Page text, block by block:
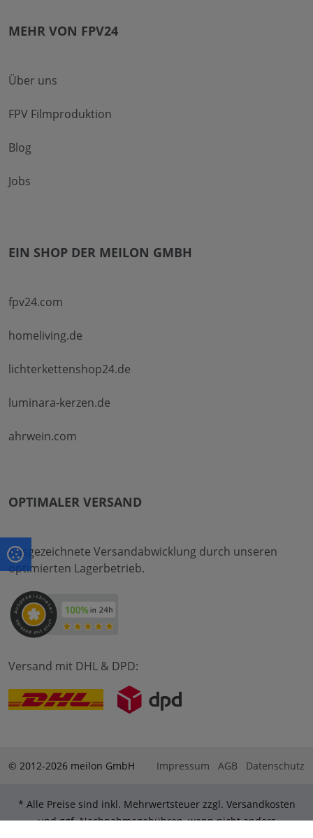
MEHR VON FPV24
Über uns
FPV Filmproduktion
Blog
Jobs
EIN SHOP DER MEILON GMBH
fpv24.com
homeliving.de
lichterkettenshop24.de
luminara-kerzen.de
ahrwein.com
OPTIMALER VERSAND
Ausgezeichnete Versandabwicklung durch unseren
optimierten Lagerbetrieb.
Versand mit DHL & DPD:
© 2012-2026 meilon GmbH Impressum AGB Datenschutz
* Alle Preise sind inkl. Mehrwertsteuer zzgl. Versandkosten
und ggf. Nachnahmegebühren, wenn nicht anders